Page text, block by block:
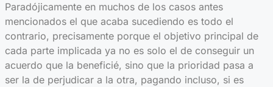
Paradójicamente en muchos de los casos antes
mencionados el que acaba sucediendo es todo el
contrario, precisamente porque el objetivo principal de
cada parte implicada ya no es solo el de conseguir un
acuerdo que la beneficié, sino que la prioridad pasa a
ser la de perjudicar a la otra, pagando incluso, si es